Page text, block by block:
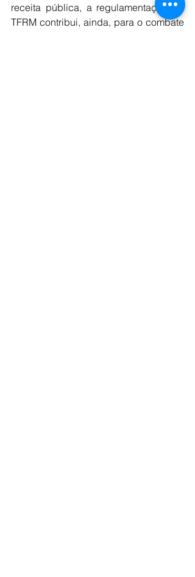
receita pública, a regulamentação da
TFRM contribui, ainda, para o combate